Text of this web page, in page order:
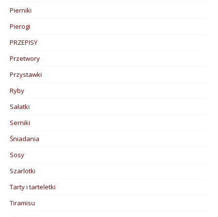
Pierniki
Pierogi
PRZEPISY
Przetwory
Przystawki
Ryby
Sałatki
Serniki
Śniadania
Sosy
Szarlotki
Tarty i tarteletki
Tiramisu